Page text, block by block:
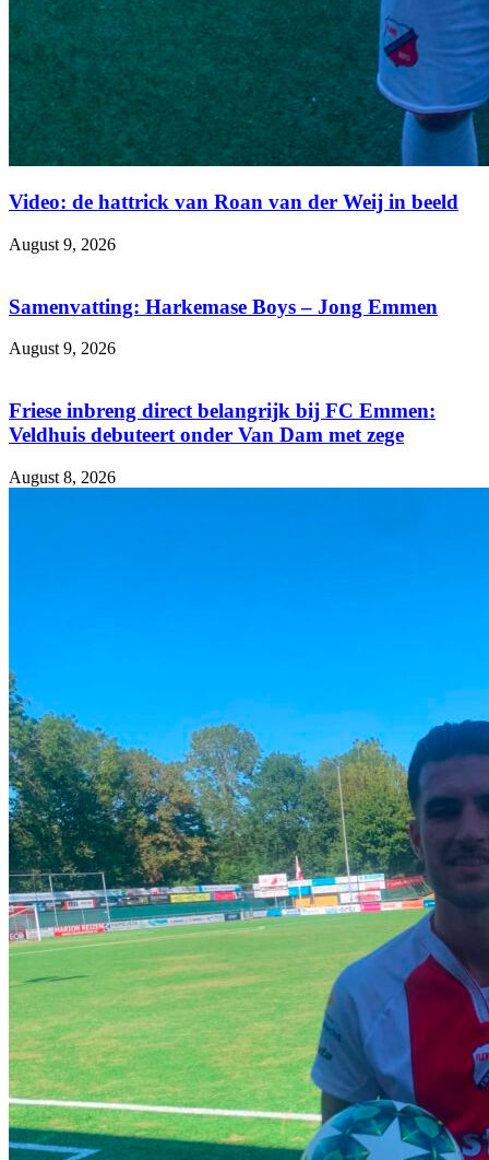
Video: de hattrick van Roan van der Weij in beeld
August 9, 2026
Samenvatting: Harkemase Boys – Jong Emmen
August 9, 2026
Friese inbreng direct belangrijk bij FC Emmen:
Veldhuis debuteert onder Van Dam met zege
August 8, 2026